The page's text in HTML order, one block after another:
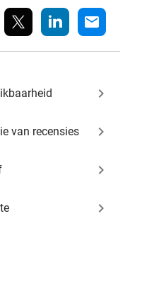
linkedin mail
keyboard_arrow_right
van recensies keyboard_arrow_right
keyboard_arrow_right
keyboard_arrow_right